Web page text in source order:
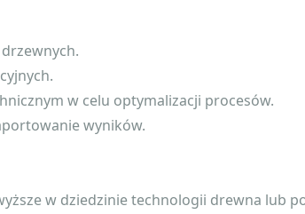
w celu optymalizacji procesów.
wyników.
w dziedzinie technologii drewna lub